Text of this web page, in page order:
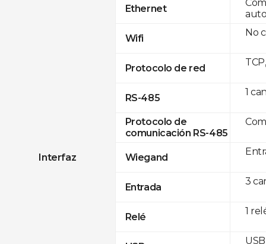
Interfaz
Ethernet
Wifi
Protocolo de red
RS-485
Protocolo de
comunicación RS-485
Wiegand
Entrada
Relé
No
1
3
1